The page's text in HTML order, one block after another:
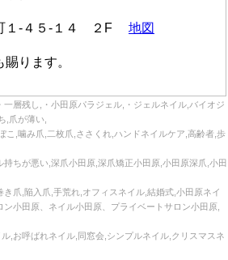
１-４５-１４ ２F 地図
ります。
一層残し,・小田原パラジェル,・ジェルネイル,バイオジ
,爪が薄い,
こ,噛み爪,二枚爪,ささくれ,ハンドネイルケア,高齢者,歩
ちが悪い,深爪小田原,深爪矯正小田原,小田原深爪,小田
爪,陥入爪,手荒れ,オフィスネイル,結婚式,小田原ネイ
小田原、ネイル小田原、プライベートサロン小田原,
,お呼ばれネイル,同窓会,シンプルネイル,クリスマスネ